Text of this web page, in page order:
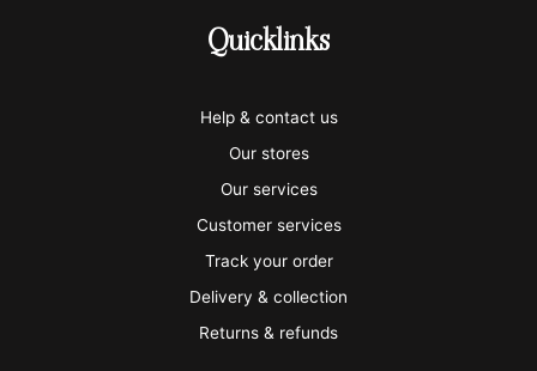
-
m
a
s
t
e
r
c
-
m
e
x
-
a
a
l
Quicklinks
Help & contact us
Our stores
Our services
Customer services
Track your order
Delivery & collection
Returns & refunds